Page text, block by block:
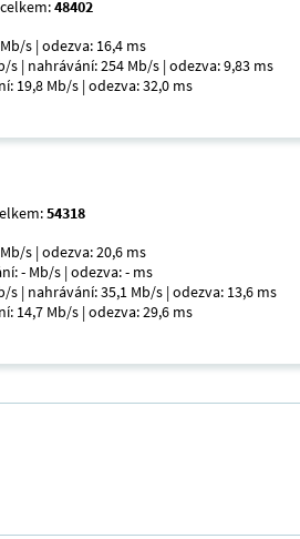
48402
s | odezva: 16,4 ms
s | nahrávání: 254 Mb/s | odezva: 9,83 ms
19,8 Mb/s | odezva: 32,0 ms
54318
s | odezva: 20,6 ms
- Mb/s | odezva: - ms
s | nahrávání: 35,1 Mb/s | odezva: 13,6 ms
14,7 Mb/s | odezva: 29,6 ms